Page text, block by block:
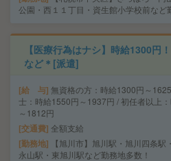
公園・西１１丁目・資生館小学校前など
【医療行為はナシ】時給1300円
など＊[派遣]
給 与 無資格の方：時給1300円～
士：時給1550円～1937円 / 初任者以上
～1812円
交通費 全額支給
勤務地
【旭川市】旭川駅・旭川四条駅
永山駅・東旭川駅など勤務地多数！